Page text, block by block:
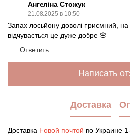
Ангеліна Стожук
21.08.2025 в 10:50
Запах лосьйону доволі приємний, на
відчувається це дуже добре 🌸
Ответить
Написать
Доставка
Доставка Новой почтой по Украине